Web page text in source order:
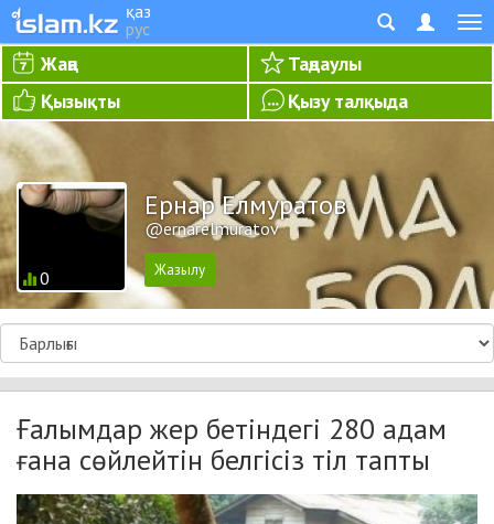
қаз
рус
Жаңа
Таңдаулы
Қызықты
Қызу талқыда
0
Ернар Елмуратов
@ernarelmuratov
Ғалымдар жер бетіндегі 280 адам
ғана сөйлейтін белгісіз тіл тапты